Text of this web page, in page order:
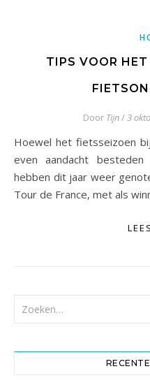
TIPS VOOR
Door Tijn/3
Hoewel het fietsseizoen bijna over is willen we toch nog
even aandacht
hebben dit jaar weer
Tour de France, met als